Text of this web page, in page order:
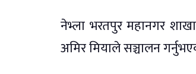
नेभ्ला भरतपुर महानगर
अमिर मियाले सञ्चालन